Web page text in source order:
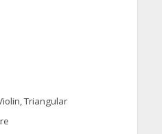
Triangular